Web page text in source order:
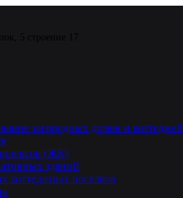
5 строение 17
загородных домов и коттеджей
(ЖК)
зданий
коттеджных поселков